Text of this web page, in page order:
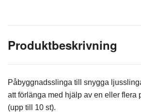
Produktbeskrivning
Påbyggnadsslinga till snygga
att förlänga med hjälp av en eller flera
(upp till 10 st).